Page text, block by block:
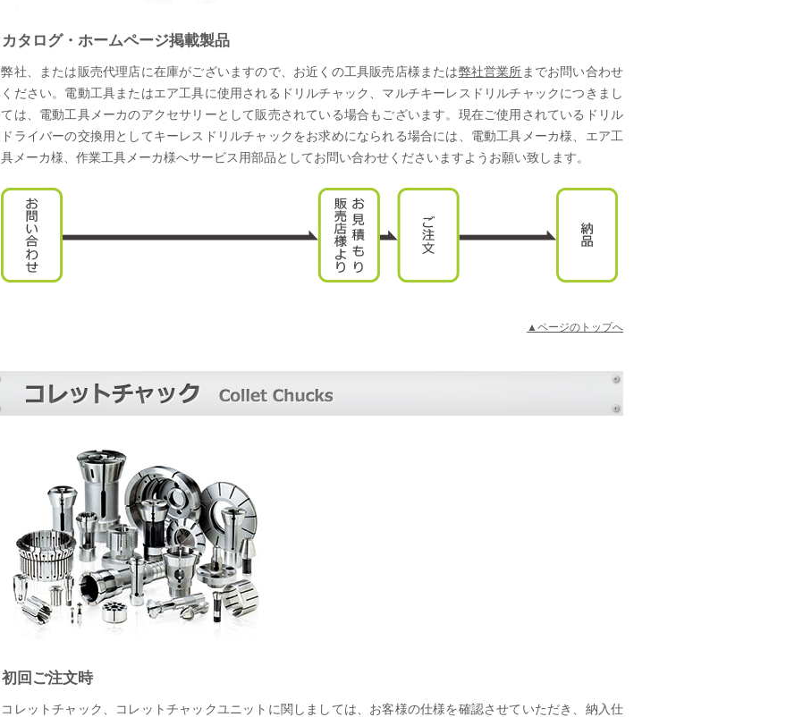
カタログ・ホームページ掲載製品
弊社、または販売代理店に在庫がございますので、お近くの工具販売店様または弊社営業所 までお問い合わせ
ください。電動工具またはエア工具に使用されるドリルチャック、マルチキーレスドリルチャックにつきまし
ては、電動工具メーカのアクセサリーとして販売されている場合もございます。現在ご使用されているドリル
ドライバーの交換用としてキーレスドリルチャックをお求めになられる場合には、電動工具メーカ様、エア工
具メーカ様、作業工具メーカ様へサービス用部品としてお問い合わせくださいますようお願い致します。
▲ページのトップへ
初回ご注文時
コレットチャック、コレットチャックユニットに関しましては、お客様の仕様を確認させていただき、納入仕